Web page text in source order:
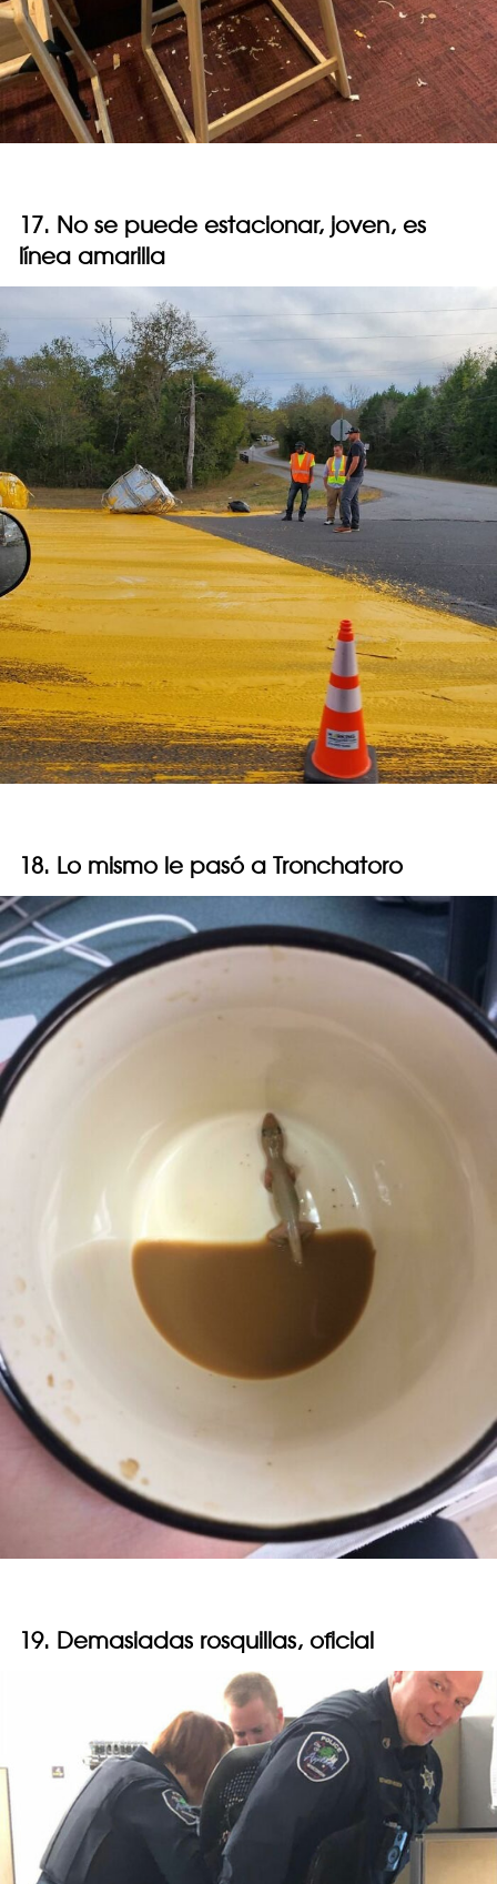
17. No se puede estacionar, joven, es
línea amarilla
18. Lo mismo le pasó a Tronchatoro
19. Demasiadas rosquillas, oficial